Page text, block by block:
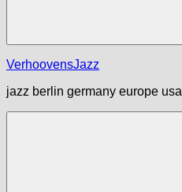
VerhoovensJazz
jazz berlin germany europe usa